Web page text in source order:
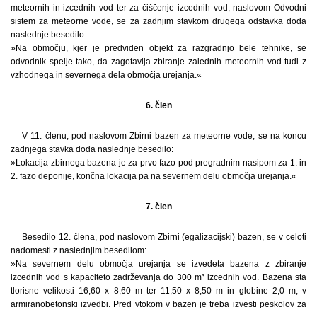
meteornih in izcednih vod ter za čiščenje izcednih vod, naslovom Odvodni
sistem za meteorne vode, se za zadnjim stavkom drugega odstavka doda
naslednje besedilo:
»Na območju, kjer je predviden objekt za razgradnjo bele tehnike, se
odvodnik spelje tako, da zagotavlja zbiranje zalednih meteornih vod tudi z
vzhodnega in severnega dela območja urejanja.«
6. člen
V 11. členu, pod naslovom Zbirni bazen za meteorne vode, se na koncu
zadnjega stavka doda naslednje besedilo:
»Lokacija zbirnega bazena je za prvo fazo pod pregradnim nasipom za 1. in
2. fazo deponije, končna lokacija pa na severnem delu območja urejanja.«
7. člen
Besedilo 12. člena, pod naslovom Zbirni (egalizacijski) bazen, se v celoti
nadomesti z naslednjim besedilom:
»Na severnem delu območja urejanja se izvedeta bazena z zbiranje
izcednih vod s kapaciteto zadrževanja do 300 m³ izcednih vod. Bazena sta
tlorisne velikosti 16,60 x 8,60 m ter 11,50 x 8,50 m in globine 2,0 m, v
armiranobetonski izvedbi. Pred vtokom v bazen je treba izvesti peskolov za